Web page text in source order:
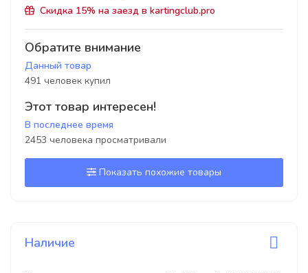
Скидка 15% на заезд в kartingclub.pro
Обратите внимание
Данный товар
491 человек купил
Этот товар интересен!
В последнее время
2453 человека просматривали
Показать похожие товары
Наличие